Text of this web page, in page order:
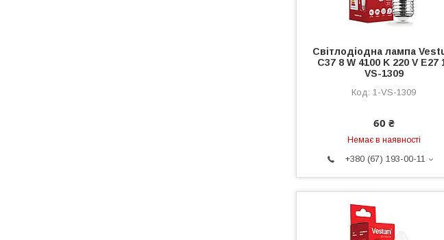
Світлодіодна лампа
C37 8 W 4100 K 220 V E27
VS-1309
1-VS-1309
60 ₴
Немає в наявності
+380 (67) 193-00-11